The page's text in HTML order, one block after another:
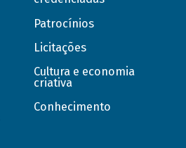
Patrocínios
Licitações
Cultura e economia
criativa
Conhecimento